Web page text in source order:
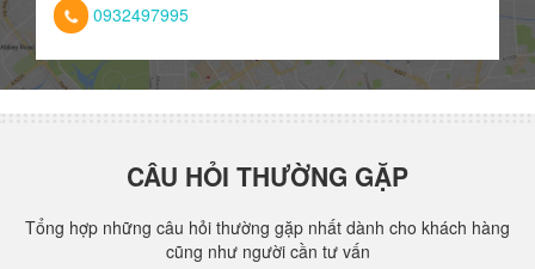
0932497995
CÂU HỎI THƯỜNG GẶP
Tổng hợp những câu hỏi thường gặp nhất dành cho khách hàng
cũng như người cần tư vấn